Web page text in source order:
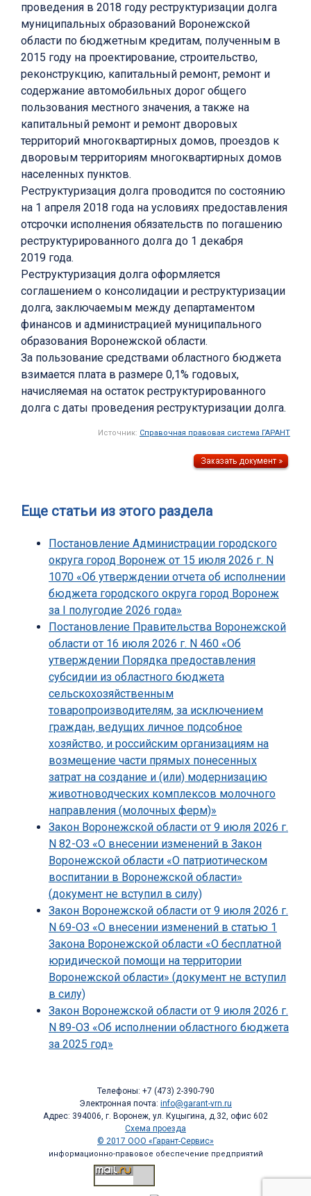
проведения в 2018 году реструктуризации долга
муниципальных образований Воронежской
области по бюджетным кредитам, полученным в
2015 году на проектирование, строительство,
реконструкцию, капитальный ремонт, ремонт и
содержание автомобильных дорог общего
пользования местного значения, а также на
капитальный ремонт и ремонт дворовых
территорий многоквартирных домов, проездов к
дворовым территориям многоквартирных домов
населенных пунктов.
Реструктуризация долга проводится по состоянию
на 1 апреля 2018 года на условиях предоставления
отсрочки исполнения обязательств по погашению
реструктурированного долга до 1 декабря
2019 года.
Реструктуризация долга оформляется
соглашением о консолидации и реструктуризации
долга, заключаемым между департаментом
финансов и администрацией муниципального
образования Воронежской области.
За пользование средствами областного бюджета
взимается плата в размере 0,1% годовых,
начисляемая на остаток реструктурированного
долга с даты проведения реструктуризации долга.
Источник: Справочная правовая система ГАРАНТ
Еще статьи из этого раздела
Постановление Администрации городского
округа город Воронеж от 15 июля 2026 г. N
1070 «Об утверждении отчета об исполнении
бюджета городского округа город Воронеж
за I полугодие 2026 года»
Постановление Правительства Воронежской
области от 16 июля 2026 г. N 460 «Об
утверждении Порядка предоставления
субсидии из областного бюджета
сельскохозяйственным
товаропроизводителям, за исключением
граждан, ведущих личное подсобное
хозяйство, и российским организациям на
возмещение части прямых понесенных
затрат на создание и (или) модернизацию
животноводческих комплексов молочного
направления (молочных ферм)»
Закон Воронежской области от 9 июля 2026 г.
N 82-ОЗ «О внесении изменений в Закон
Воронежской области «О патриотическом
воспитании в Воронежской области»
(документ не вступил в силу)
Закон Воронежской области от 9 июля 2026 г.
N 69-ОЗ «О внесении изменений в статью 1
Закона Воронежской области «О бесплатной
юридической помощи на территории
Воронежской области» (документ не вступил
в силу)
Закон Воронежской области от 9 июля 2026 г.
N 89-ОЗ «Об исполнении областного бюджета
за 2025 год»
Телефоны: +7 (473) 2-390-790
Электронная почта: info@garant-vrn.ru
Адрес: 394006, г. Воронеж, ул. Куцыгина, д.32, офис 602
Схема проезда
© 2017 ООО «Гарант-Сервис»
информационно-правовое обеспечение предприятий